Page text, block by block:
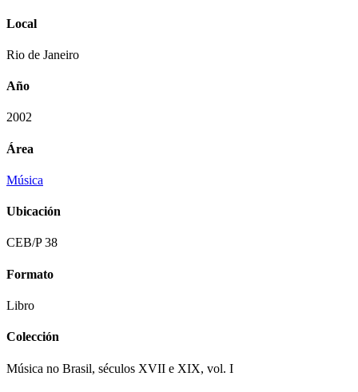
Local
Rio de Janeiro
Año
2002
Área
Música
Ubicación
CEB/P 38
Formato
Libro
Colección
Música no Brasil, séculos XVII e XIX, vol. I